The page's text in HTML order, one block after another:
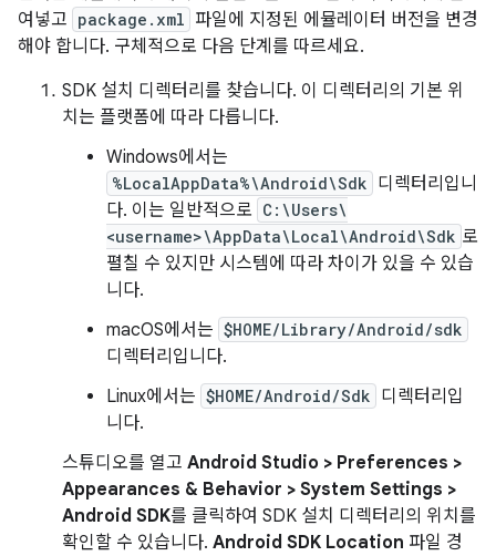
여넣고 package.xml 파일에 지정된 에뮬레이터 버전을 변경
해야 합니다. 구체적으로 다음 단계를 따르세요.
SDK 설치 디렉터리를 찾습니다. 이 디렉터리의 기본 위
치는 플랫폼에 따라 다릅니다.
Windows에서는
%LocalAppData%\Android\Sdk 디렉터리입니
다. 이는 일반적으로 C:\Users\
<username>\AppData\Local\Android\Sdk 로
펼칠 수 있지만 시스템에 따라 차이가 있을 수 있습
니다.
macOS에서는 $HOME/Library/Android/sdk
디렉터리입니다.
Linux에서는 $HOME/Android/Sdk 디렉터리입
니다.
스튜디오를 열고 Android Studio > Preferences >
Appearances & Behavior > System Settings >
Android SDK를 클릭하여 SDK 설치 디렉터리의 위치를
확인할 수 있습니다. Android SDK Location 파일 경